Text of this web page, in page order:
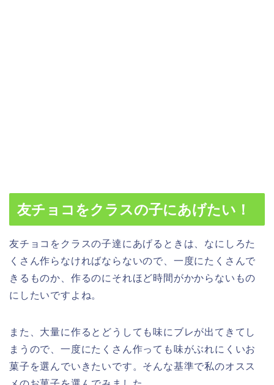
友チョコをクラスの子にあげたい！
友チョコをクラスの子達にあげるときは、なにしろた
くさん作らなければならないので、一度にたくさんで
きるものか、作るのにそれほど時間がかからないもの
にしたいですよね。
また、大量に作るとどうしても味にブレが出てきてし
まうので、一度にたくさん作っても味がぶれにくいお
菓子を選んでいきたいです。そんな基準で私のオスス